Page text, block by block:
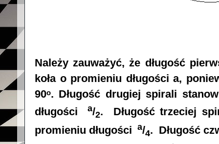
Należy zauważyć, że długość
koła o promieniu długości a,
90ᵒ. Długość drugiej spirali
długości
a/2. Długość trzeciej
promieniu długości a/4. Długość